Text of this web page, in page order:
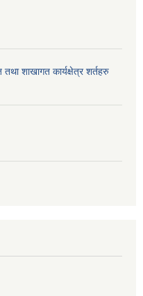
शाखागत कार्यक्षेत्र शर्तहरु